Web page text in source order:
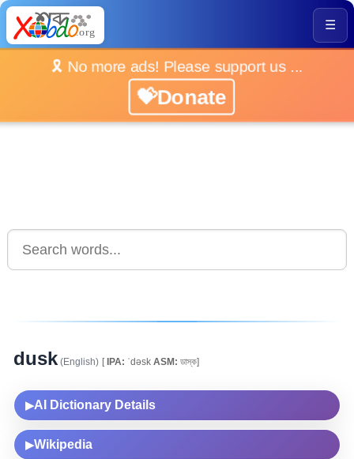
☰
🎗️ No more ads! Please support us ...
💝Donate
dusk (English) [IPA: ˈdəsk ASM: ডাস্ক]
▶AI Dictionary Details
▶Wikipedia